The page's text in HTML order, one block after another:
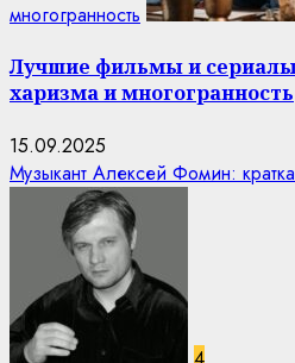
многогранность
Лучшие фильмы и
харизма и многогранность
15.09.2025
Музыкант Алексей Фомин: